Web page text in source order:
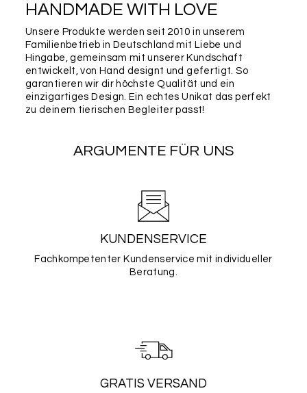
HANDMADE WITH LOVE
Unsere Produkte werden seit 2010 in unserem
Familienbetrieb in Deutschland mit Liebe und
Hingabe, gemeinsam mit unserer Kundschaft
entwickelt, von Hand designt und gefertigt. So
garantieren wir dir höchste Qualität und ein
einzigartiges Design. Ein echtes Unikat das perfekt
zu deinem tierischen Begleiter passt!
ARGUMENTE FÜR UNS
KUNDENSERVICE
Fachkompetenter Kundenservice mit individueller
Beratung.
GRATIS VERSAND